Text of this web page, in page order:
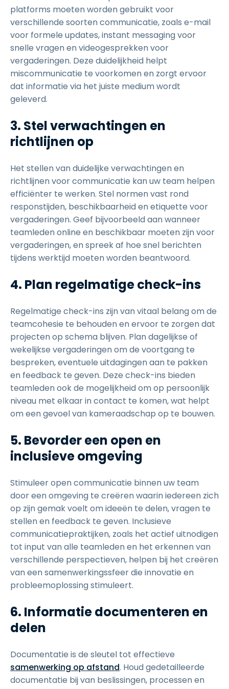
platforms moeten worden gebruikt voor
verschillende soorten communicatie, zoals e-mail
voor formele updates, instant messaging voor
snelle vragen en videogesprekken voor
vergaderingen. Deze duidelijkheid helpt
miscommunicatie te voorkomen en zorgt ervoor
dat informatie via het juiste medium wordt
geleverd.
3. Stel verwachtingen en
richtlijnen op
Het stellen van duidelijke verwachtingen en
richtlijnen voor communicatie kan uw team helpen
efficiënter te werken. Stel normen vast rond
responstijden, beschikbaarheid en etiquette voor
vergaderingen. Geef bijvoorbeeld aan wanneer
teamleden online en beschikbaar moeten zijn voor
vergaderingen, en spreek af hoe snel berichten
tijdens werktijd moeten worden beantwoord.
4. Plan regelmatige check-ins
Regelmatige check-ins zijn van vitaal belang om de
teamcohesie te behouden en ervoor te zorgen dat
projecten op schema blijven. Plan dagelijkse of
wekelijkse vergaderingen om de voortgang te
bespreken, eventuele uitdagingen aan te pakken
en feedback te geven. Deze check-ins bieden
teamleden ook de mogelijkheid om op persoonlijk
niveau met elkaar in contact te komen, wat helpt
om een gevoel van kameraadschap op te bouwen.
5. Bevorder een open en
inclusieve omgeving
Stimuleer open communicatie binnen uw team
door een omgeving te creëren waarin iedereen zich
op zijn gemak voelt om ideeën te delen, vragen te
stellen en feedback te geven. Inclusieve
communicatiepraktijken, zoals het actief uitnodigen
tot input van alle teamleden en het erkennen van
verschillende perspectieven, helpen bij het creëren
van een samenwerkingssfeer die innovatie en
probleemoplossing stimuleert.
6. Informatie documenteren en
delen
Documentatie is de sleutel tot effectieve
samenwerking op afstand. Houd gedetailleerde
documentatie bij van beslissingen, processen en